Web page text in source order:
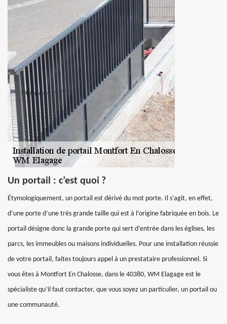
Un portail : c’est quoi ?
Étymologiquement, un portail est dérivé du mot porte. Il s’agit, en effet,
d’une porte d’une très grande taille qui est à l’origine fabriquée en bois. Le
portail désigne donc la grande porte qui sert d’entrée dans les églises, les
parcs, les immeubles ou maisons individuelles. Pour une installation réussie
de votre portail, faites toujours appel à un prestataire professionnel. Si
vous êtes à Montfort En Chalosse, dans le 40380, WM Elagage est le
spécialiste qu’il faut contacter, que vous soyez un particulier, un portail ou
une communauté.